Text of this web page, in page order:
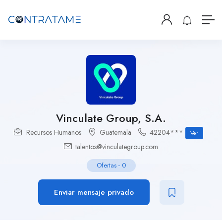
Vinculate Group, S.A.
Recursos Humanos Guatemala 42204*** Ver
talentos@vinculategroup.com
Ofertas- 0
Enviar mensaje privado